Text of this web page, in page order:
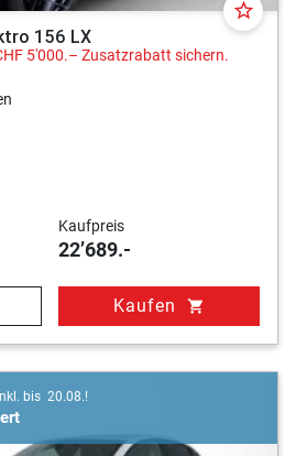
star_border
156 LX
5'000.– Zusatzrabatt sichern.
Kaufpreis
22’689.-
Kaufen shopping_cart
bis 20.08.!